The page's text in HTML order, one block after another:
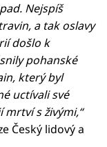
Nejspíš
a tak oslavy
došlo k
pohanské
který byl
uctívali své
s živými,“
Český lidový a